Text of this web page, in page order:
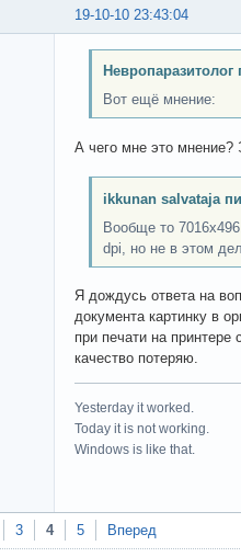
19-10-10 23:43:04
Невропаразитолог
Вот ещё мнение:
А чего мне это мнение?
ikkunan salvataja
Вообще то
dpi, но не в этом
Я дождусь ответа на
документа картинку в
при печати на
качество потеряю.
Yesterday it worked.
Today it is not working.
Windows is like that.
3 4 5 Вперед